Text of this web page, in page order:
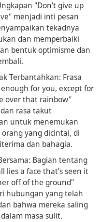
"Don’t give up
menjadi inti pesan
tekadnya
dan memperbaiki
bentuk optimisme dan
Terbantahkan: Frasa
for you, except for
over that rainbow"
rasa takut
untuk menemukan
yang dicintai, di
dan bahagia.
Bagian tentang
lies a face that’s seen it
off of the ground"
hubungan yang telah
bahwa mereka saling
masa sulit.